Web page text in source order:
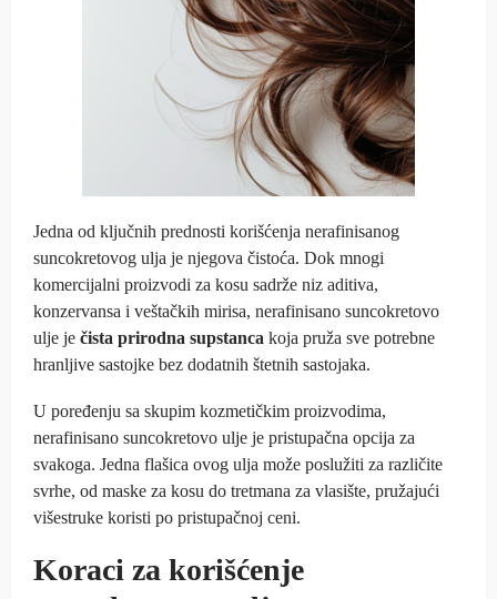
Jedna od ključnih prednosti korišćenja nerafinisanog
suncokretovog ulja je njegova čistoća. Dok mnogi
komercijalni proizvodi za kosu sadrže niz aditiva,
konzervansa i veštačkih mirisa, nerafinisano suncokretovo
ulje je čista prirodna supstanca koja pruža sve potrebne
hranljive sastojke bez dodatnih štetnih sastojaka.
U poređenju sa skupim kozmetičkim proizvodima,
nerafinisano suncokretovo ulje je pristupačna opcija za
svakoga. Jedna flašica ovog ulja može poslužiti za različite
svrhe, od maske za kosu do tretmana za vlasište, pružajući
višestruke koristi po pristupačnoj ceni.
Koraci za korišćenje